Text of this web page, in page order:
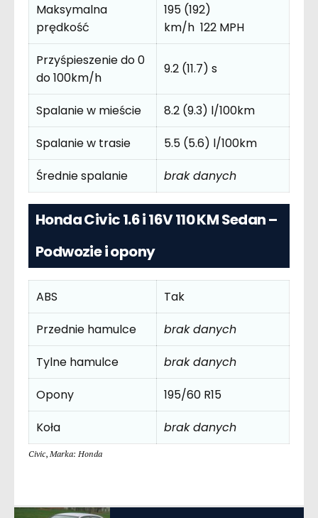
Maksymalna
prędkość
195 (192)
km/h 122 MPH
Przyśpieszenie do 0
do 100km/h
9.2 (11.7) s
Spalanie w mieście
8.2 (9.3) l/100km
Spalanie w trasie
5.5 (5.6) l/100km
Średnie spalanie
brak danych
Honda Civic 1.6 i 16V 110 KM Sedan –
Podwozie i opony
ABS
Tak
Przednie hamulce
brak danych
Tylne hamulce
brak danych
Opony
195/60 R15
Koła
brak danych
Civic, Marka: Honda